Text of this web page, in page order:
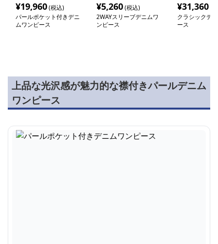
¥19,960(税込)
パールポケット付きデニ
ムワンピース
¥5,260(税込)
2WAYスリーブデニムワ
ンピース
¥31,360
クラシックデ
ース
上品な光沢感が魅力的な襟付きパールデニム
ワンピース